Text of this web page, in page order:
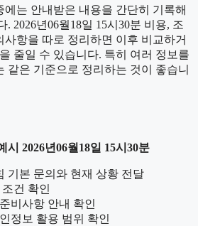
는 안내받은 내용을 간단히 기록해
. 2026년06월18일 15시30분 비용, 조
사항을 따로 정리하면 이후 비교하거
줄일 수 있습니다. 특히 여러 정보를
같은 기준으로 정리하는 것이 좋습니
시 2026년06월18일 15시30분
기본 문의와 현재 상황 전달
건 확인
비사항 안내 확인
정보 활용 범위 확인